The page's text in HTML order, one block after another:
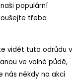
populární
třeba
vidět tuto odrůdu v
ve volné půdě,
nás někdy na akci